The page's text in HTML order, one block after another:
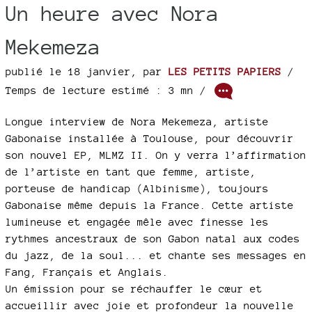
Un heure avec Nora
Mekemeza
publié le 18 janvier par LES PETITS PAPIERS /
Temps de lecture estimé : 3 mn /
Longue interview de Nora Mekemeza, artiste
Gabonaise installée à Toulouse, pour découvrir
son nouvel EP, MLMZ II. On y verra l’affirmation
de l’artiste en tant que femme, artiste,
porteuse de handicap (Albinisme), toujours
Gabonaise même depuis la France. Cette artiste
lumineuse et engagée mêle avec finesse les
rythmes ancestraux de son Gabon natal aux codes
du jazz, de la soul... et chante ses messages en
Fang, Français et Anglais.
Un émission pour se réchauffer le cœur et
accueillir avec joie et profondeur la nouvelle